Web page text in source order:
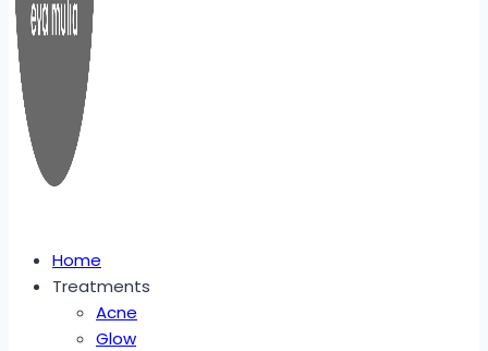
Home
Treatments
Acne
Glow